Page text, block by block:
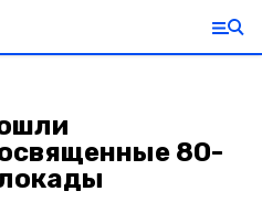
80-